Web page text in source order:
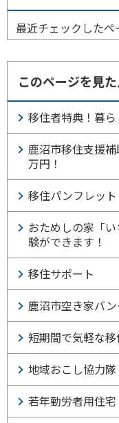
最近チェックしたペ
このページを見
移住者特典！暮
鹿沼市移住支援
万円！
移住パンフレット
おためしの家「
験ができます！
移住サポート
鹿沼市空き家バン
短期間で気軽な
地域おこし協力
若年勤労者用住宅